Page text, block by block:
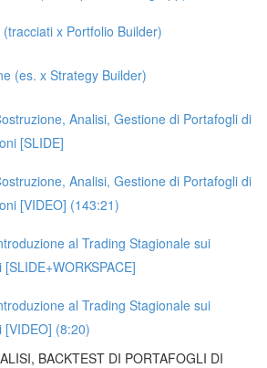
x Portfolio Builder)
(es. x Strategy Builder)
Analisi, Gestione di Portafogli di
[SLIDE]
Analisi, Gestione di Portafogli di
[VIDEO] (143:21)
al Trading Stagionale sui
al Trading Stagionale sui
[VIDEO] (8:20)
BACKTEST DI PORTAFOGLI DI